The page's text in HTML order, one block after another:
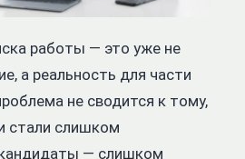
работы — это уже не
а реальность для части
не сводится к тому,
стали слишком
— слишком